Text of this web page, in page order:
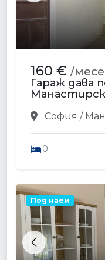
160 € /
Гараж дава
София /
0
Previous
Под наем